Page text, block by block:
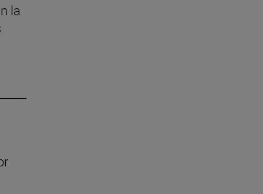
la